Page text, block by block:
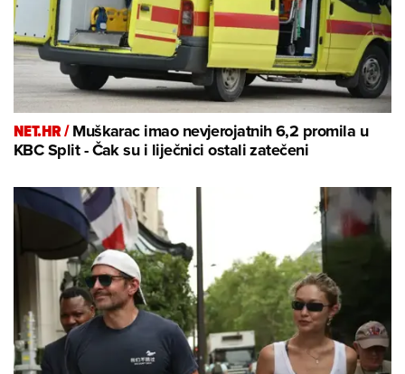
NET.HR /Muškarac imao nevjerojatnih 6,2 promila u
KBC Split - Čak su i liječnici ostali zatečeni